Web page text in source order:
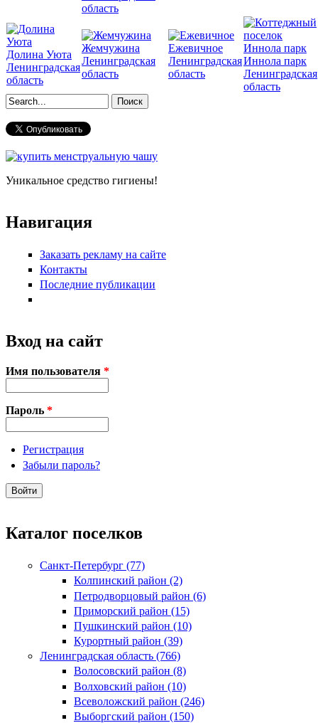
область
Долина Уюта
Ленинградская
область
Жемчужина
Ленинградская
область
Ежевичное
Ленинградская
область
Иннола парк
Ленинградская
область
Форма поиска
Уникальное средство гигиены!
Навигация
Заказать рекламу на сайте
Контакты
Последние публикации
Вход на сайт
Имя пользователя *
Пароль *
Регистрация
Забыли пароль?
Каталог поселков
Санкт-Петербург (77)
Колпинский район (2)
Петродворцовый район (6)
Приморский район (15)
Пушкинский район (10)
Курортный район (39)
Ленинградская область (766)
Волосовский район (8)
Волховский район (10)
Всеволожский район (246)
Выборгский район (150)